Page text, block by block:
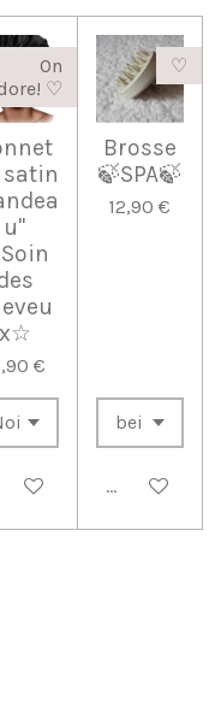
On
♡
satin
u"
x☆
€
au panier
♡
Brosse
🍃SPA🍃
12,90 €
Ajouter au